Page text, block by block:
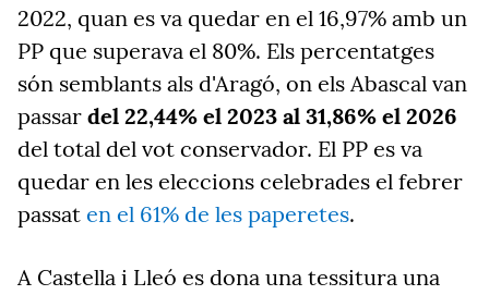
2022, quan es va quedar en el 16,97% amb un
PP que superava el 80%. Els percentatges
són semblants als d'Aragó, on els Abascal van
passar del 22,44% el 2023 al 31,86% el 2026
del total del vot conservador. El PP es va
quedar en les eleccions celebrades el febrer
passat en el 61% de les paperetes.
A Castella i Lleó es dona una tessitura una